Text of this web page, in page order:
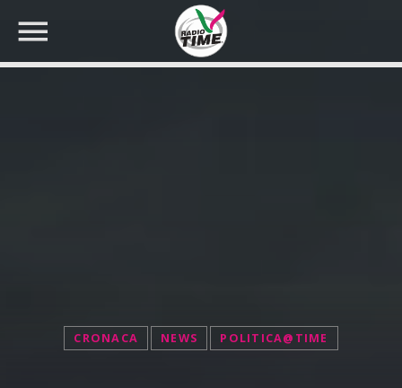
CRONACA NEWS POLITICA@TIME